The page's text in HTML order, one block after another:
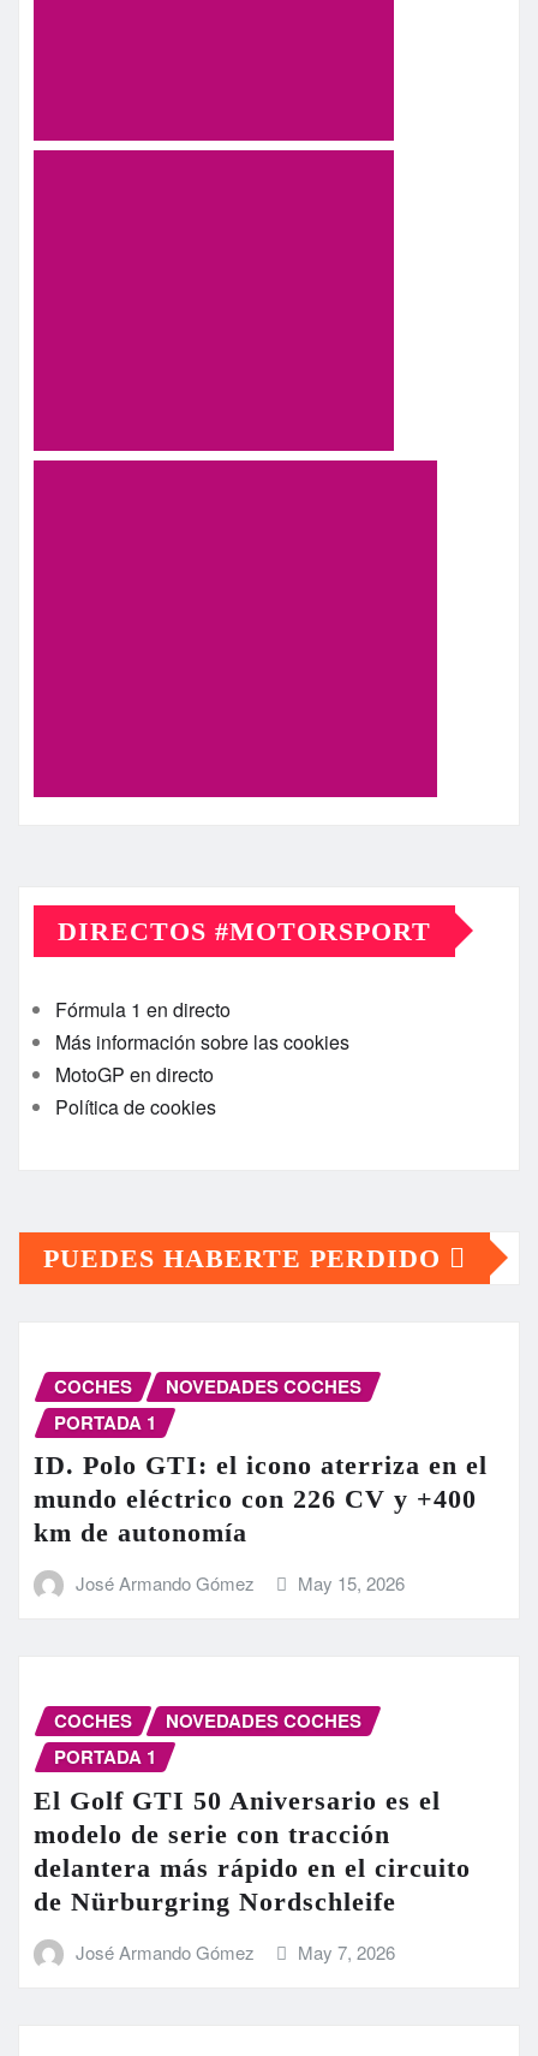
DIRECTOS #MOTORSPORT
Fórmula 1 en directo
Más información sobre las cookies
MotoGP en directo
Política de cookies
PUEDES HABERTE PERDIDO
COCHES
NOVEDADES COCHES
PORTADA 1
ID. Polo GTI: el icono aterriza en el
mundo eléctrico con 226 CV y +400
km de autonomía
José Armando Gómez May 15, 2026
COCHES
NOVEDADES COCHES
PORTADA 1
El Golf GTI 50 Aniversario es el
modelo de serie con tracción
delantera más rápido en el circuito
de Nürburgring Nordschleife
José Armando Gómez May 7, 2026